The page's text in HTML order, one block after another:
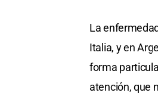
La
Italia, y en
forma
atención, que